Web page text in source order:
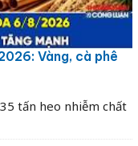
Vàng, cà phê
tấn heo nhiễm chất